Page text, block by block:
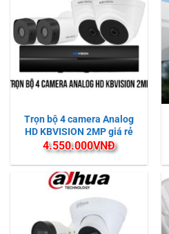
Trọn bộ 4 camera Analog
HD KBVISION 2MP giá rẻ
4.550.000VNĐ